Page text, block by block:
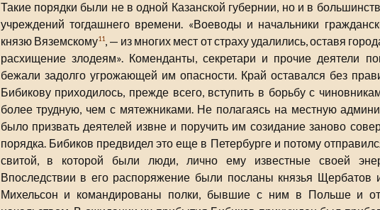
Такие порядки были не в одной Казанской губернии, но и в
учреждений тогдашнего времени. «Воеводы и начальники
князю Вяземскому11, — из многих мест от страху удалились, оставя
расхищение злодеям». Коменданты, секретари и прочие деятели
бежали задолго угрожающей им опасности. Край оставался без
Бибикову приходилось, прежде всего, вступить в борьбу с
более трудную, чем с мятежниками. Не полагаясь на местную
было призвать деятелей извне и поручить им созидание заново
порядка. Бибиков предвидел это еще в Петербурге и потому
свитой, в которой были люди, лично ему известные своей
Впоследствии в его распоряжение были посланы князья Щербатов
Михельсон и командированы полки, бывшие с ним в Польше и